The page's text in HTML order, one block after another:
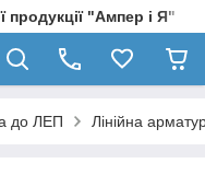
продукції "Ампер і Я"
до ЛЕП Лінійна